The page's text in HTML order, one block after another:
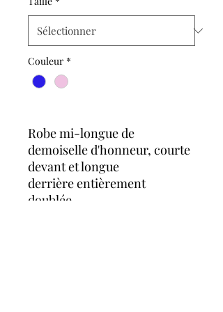
Couleur *
Robe mi-longue de
demoiselle d'honneur, courte
devant et longue
derrière entièrement
doublée.